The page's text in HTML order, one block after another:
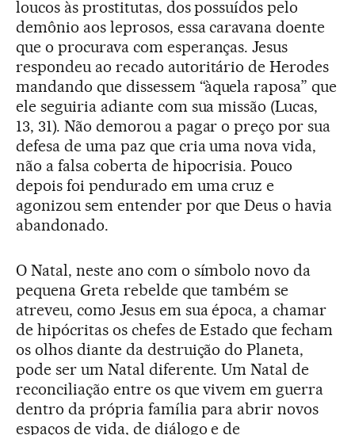
loucos às prostitutas, dos possuídos pelo
demônio aos leprosos, essa caravana doente
que o procurava com esperanças. Jesus
respondeu ao recado autoritário de Herodes
mandando que dissessem “àquela raposa” que
ele seguiria adiante com sua missão (Lucas,
13, 31). Não demorou a pagar o preço por sua
defesa de uma paz que cria uma nova vida,
não a falsa coberta de hipocrisia. Pouco
depois foi pendurado em uma cruz e
agonizou sem entender por que Deus o havia
abandonado.
O Natal, neste ano com o símbolo novo da
pequena Greta rebelde que também se
atreveu, como Jesus em sua época, a chamar
de hipócritas os chefes de Estado que fecham
os olhos diante da destruição do Planeta,
pode ser um Natal diferente. Um Natal de
reconciliação entre os que vivem em guerra
dentro da própria família para abrir novos
espaços de vida, de diálogo e de